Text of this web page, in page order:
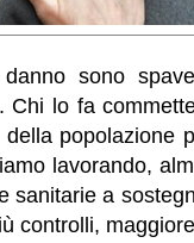
sono
Chi lo fa
popolazione
lavorando,
sanitarie a
controlli,